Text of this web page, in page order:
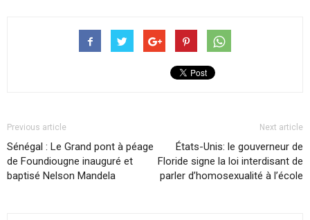
Previous article
Sénégal : Le Grand pont à péage
de Foundiougne inauguré et
baptisé Nelson Mandela
Next article
États-Unis: le gouverneur de
Floride signe la loi interdisant de
parler d’homosexualité à l’école